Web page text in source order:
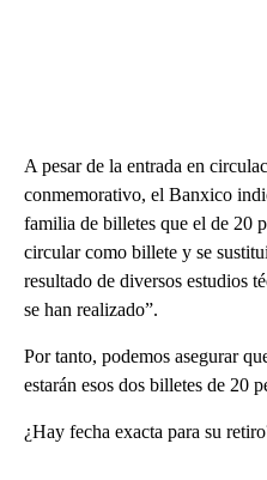
A pesar de la entrada en
conmemorativo, el Banxico
familia de billetes que el de 20
circular como billete y se
resultado de diversos estudios
se han realizado”.
Por tanto, podemos asegurar
estarán esos dos billetes de 20
¿Hay fecha exacta para su